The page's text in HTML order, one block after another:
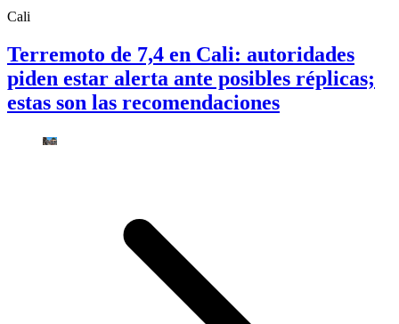
Cali
Terremoto de 7,4 en Cali: autoridades
piden estar alerta ante posibles réplicas;
estas son las recomendaciones